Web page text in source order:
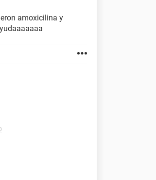
amoxicilina y